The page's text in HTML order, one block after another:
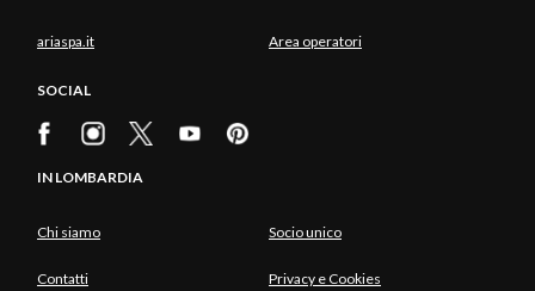
ariaspa.it Area operatori
SOCIAL
IN LOMBARDIA
Chi siamo Socio unico
Contatti Privacy e Cookies